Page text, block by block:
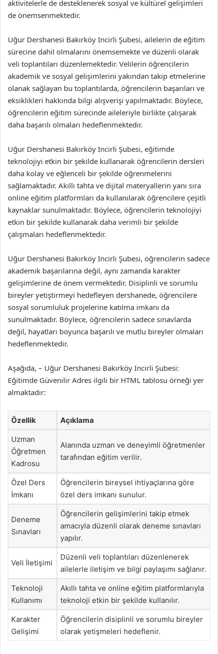
aktivitelerle de desteklenerek sosyal ve kültürel gelişimleri
de önemsenmektedir.
Uğur Dershanesi Bakırköy Incirli Şubesi, ailelerin de eğitim
sürecine dahil olmalarını önemsemekte ve düzenli olarak
veli toplantıları düzenlemektedir. Velilerin öğrencilerin
akademik ve sosyal gelişimlerini yakından takip etmelerine
olanak sağlayan bu toplantılarda, öğrencilerin başarıları ve
eksiklikleri hakkında bilgi alışverişi yapılmaktadır. Böylece,
öğrencilerin eğitim sürecinde aileleriyle birlikte çalışarak
daha başarılı olmaları hedeflenmektedir.
Uğur Dershanesi Bakırköy Incirli Şubesi, eğitimde
teknolojiyi etkin bir şekilde kullanarak öğrencilerin dersleri
daha kolay ve eğlenceli bir şekilde öğrenmelerini
sağlamaktadır. Akıllı tahta ve dijital materyallerin yanı sıra
online eğitim platformları da kullanılarak öğrencilere çeşitli
kaynaklar sunulmaktadır. Böylece, öğrencilerin teknolojiyi
etkin bir şekilde kullanarak daha verimli bir şekilde
çalışmaları hedeflenmektedir.
Uğur Dershanesi Bakırköy Incirli Şubesi, öğrencilerin sadece
akademik başarılarına değil, aynı zamanda karakter
gelişimlerine de önem vermektedir. Disiplinli ve sorumlu
bireyler yetiştirmeyi hedefleyen dershanede, öğrencilere
sosyal sorumluluk projelerine katılma imkanı da
sunulmaktadır. Böylece, öğrencilerin sadece sınavlarda
değil, hayatları boyunca başarılı ve mutlu bireyler olmaları
hedeflenmektedir.
Aşağıda, – Uğur Dershanesi Bakırköy Incirli Şubesi:
Eğitimde Güvenilir Adres ilgili bir HTML tablosu örneği yer
almaktadır:
Özellik Açıklama
Uzman
Öğretmen
Kadrosu
Alanında uzman ve deneyimli öğretmenler
tarafından eğitim verilir.
Özel Ders
İmkanı
Öğrencilerin bireysel ihtiyaçlarına göre
özel ders imkanı sunulur.
Deneme
Sınavları
Öğrencilerin gelişimlerini takip etmek
amacıyla düzenli olarak deneme sınavları
yapılır.
Veli İletişimi
Düzenli veli toplantıları düzenlenerek
ailelerle iletişim ve bilgi paylaşımı sağlanır.
Teknoloji
Kullanımı
Akıllı tahta ve online eğitim platformlarıyla
teknoloji etkin bir şekilde kullanılır.
Karakter
Gelişimi
Öğrencilerin disiplinli ve sorumlu bireyler
olarak yetişmeleri hedeflenir.